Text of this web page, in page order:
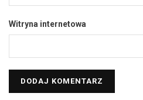
Witryna internetowa